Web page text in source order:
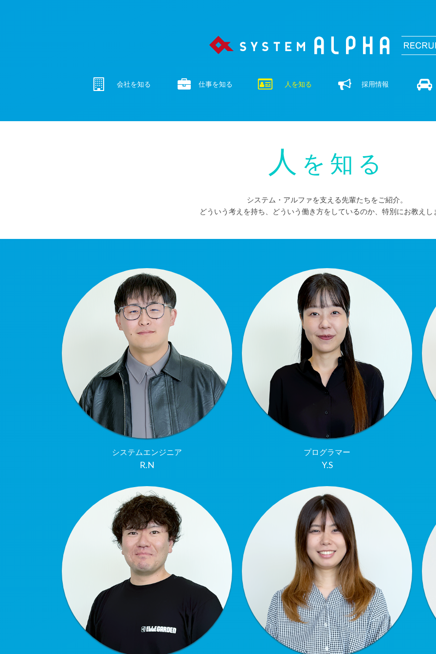
会社を知る 仕事を知る 人を知る 採用情報
人 を知る
システム・アルファを支える先輩たちをご紹介。
どういう考えを持ち、どういう働き方をしているのか、特別にお教えし
システムエンジニア
R.N
プログラマー
Y.S